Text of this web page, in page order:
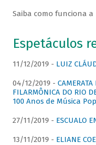
Saiba como funciona a
Espetáculos
11/12/2019 - LUIZ
04/12/2019 -
FILARMÔNICA DO RIO
100 Anos de Música
27/11/2019 - ESCUALO
13/11/2019 - ELIANE